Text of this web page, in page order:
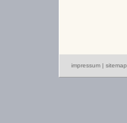
impressum | sitemap